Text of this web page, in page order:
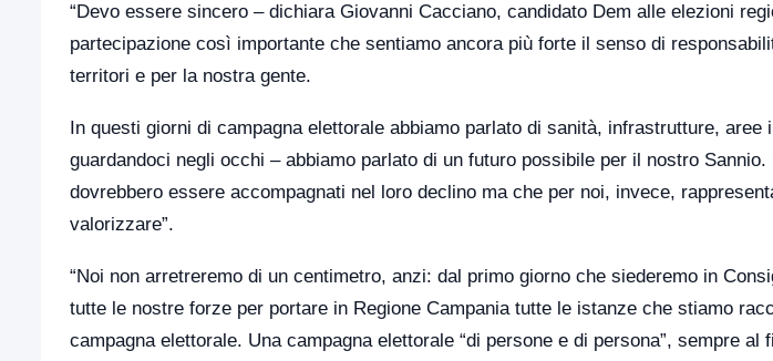
“Devo essere sincero – dichiara Giovanni Cacciano, candidato Dem alle elezioni
partecipazione così importante che sentiamo ancora più forte il senso di
territori e per la nostra gente.
In questi giorni di campagna elettorale abbiamo parlato di sanità, infrastrutture, aree
guardandoci negli occhi – abbiamo parlato di un futuro possibile per il nostro
dovrebbero essere accompagnati nel loro declino ma che per noi, invece,
valorizzare”.
“Noi non arretreremo di un centimetro, anzi: dal primo giorno che siederemo in
tutte le nostre forze per portare in Regione Campania tutte le istanze che stiamo
campagna elettorale. Una campagna elettorale “di persone e di persona”, sempre